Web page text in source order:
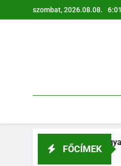
a
szombat, 2026.08.08.
FŐCÍMEK
vállalati gyakorlatban